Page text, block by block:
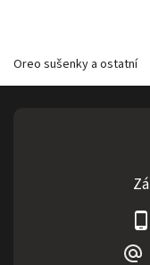
Oreo sušenky a ostatní